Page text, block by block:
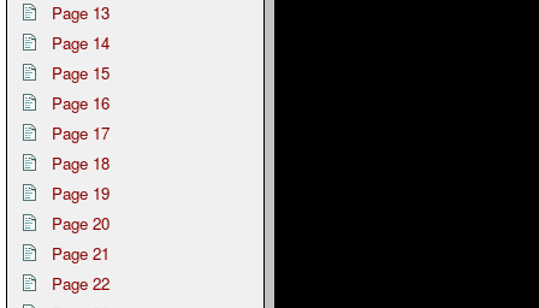
Page 13
Page 14
Page 15
Page 16
Page 17
Page 18
Page 19
Page 20
Page 21
Page 22